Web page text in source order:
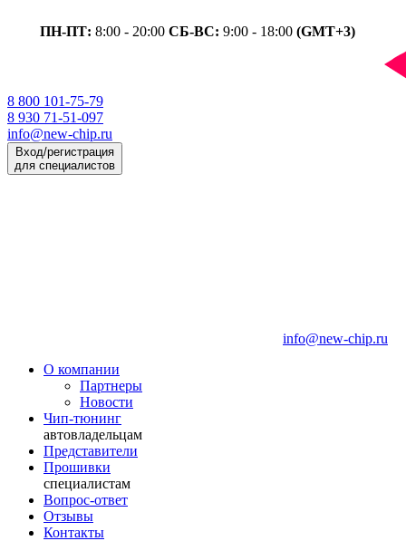
ПН-ПТ: 8:00 - 20:00 СБ-ВС: 9:00 - 18:00 (GMT+3)
8 800 101-75-79
8 930 71-51-097
info@new-chip.ru
Вход/регистрация
для специалистов
info@new-chip.ru
О компании
Партнеры
Новости
Чип-тюнинг
автовладельцам
Представители
Прошивки
специалистам
Вопрос-ответ
Отзывы
Контакты